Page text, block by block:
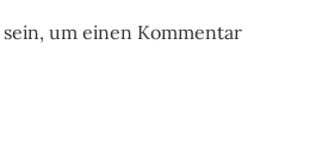
sein, um einen Kommentar